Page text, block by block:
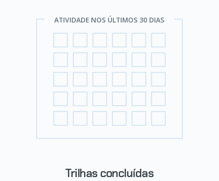
ATIVIDADE NOS ÚLTIMOS 30 DIAS
Trilhas concluídas